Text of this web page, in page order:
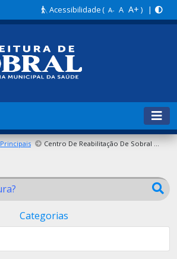
Acessibilidade( A- A A+ ) |
Principais Centro De Reabilitação De Sobral Promove Edição Especial Do Grupo De Pilates, Hanseníase E Fibromialgia Na Margem Esquerda
Categorias